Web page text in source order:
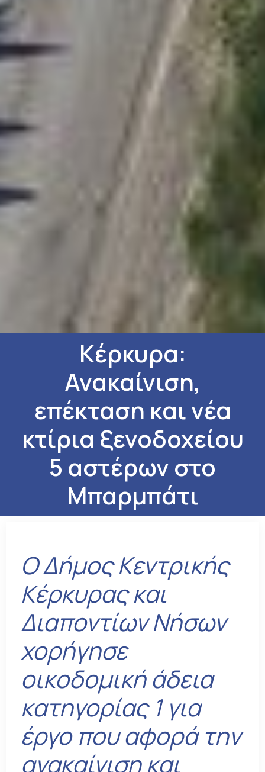
Κέρκυρα:
Ανακαίνιση,
επέκταση και νέα
κτίρια ξενοδοχείου
5 αστέρων στο
Μπαρμπάτι
Ο Δήμος Κεντρικής
Κέρκυρας και
Διαποντίων Νήσων
χορήγησε
οικοδομική άδεια
κατηγορίας 1 για
έργο που αφορά την
ανακαίνιση και